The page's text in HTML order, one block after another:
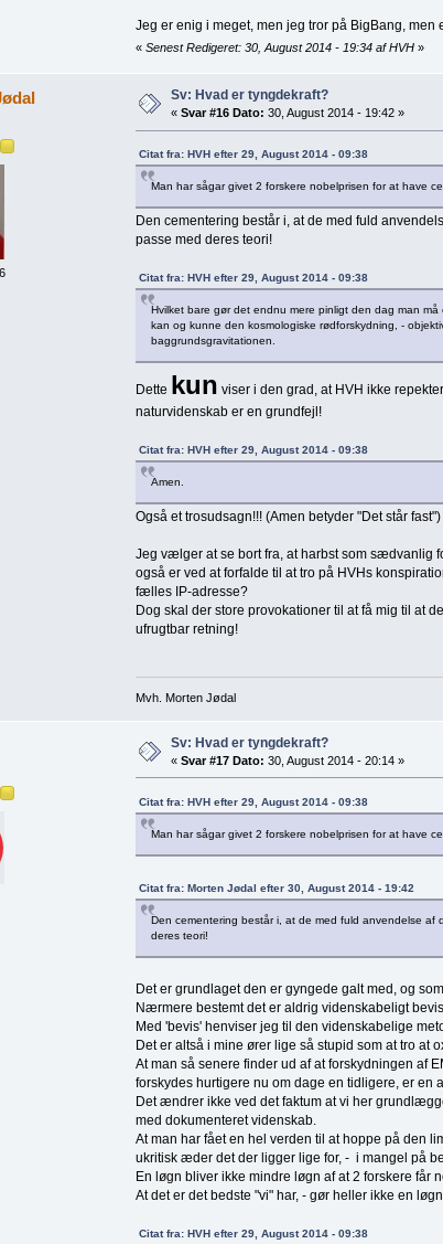
Jeg er enig i meget, men jeg tror på BigBang,
«Senest Redigeret: 30, August 2014 - 19:34 af HVH »
Sv: Hvad er tyngdekraft?
«Svar #16 Dato: 30, August 2014 - 19:42 »
Citat fra: HVH efter 29, August 2014 - 09:38
Man har sågar givet 2 forskere nobelprisen for at have
Den cementering består i, at de med fuld
passe med deres teori!
Citat fra: HVH efter 29, August 2014 - 09:38
Hvilket bare gør det endnu mere pinligt den dag man
kan og kunne den kosmologiske rødforskydning, -
baggrundsgravitationen.
Dette kun viser i den grad, at HVH ikke
naturvidenskab er en grundfejl!
Citat fra: HVH efter 29, August 2014 - 09:38
Amen.
Også et trosudsagn!!! (Amen betyder "Det står fast")
Jeg vælger at se bort fra, at harbst som sædvanlig
også er ved at forfalde til at tro på HVHs
fælles IP-adresse?
Dog skal der store provokationer til at få mig til at
ufrugtbar retning!
Mvh. Morten Jødal
Sv: Hvad er tyngdekraft?
«Svar #17 Dato: 30, August 2014 - 20:14 »
Citat fra: HVH efter 29, August 2014 - 09:38
Man har sågar givet 2 forskere nobelprisen for at have
Citat fra: Morten Jødal efter 30, August 2014 - 19:42
Den cementering består i, at de med fuld anvendelse
deres teori!
Det er grundlaget den er gyngede galt med, og
Nærmere bestemt det er aldrig videnskabeligt
Med 'bevis' henviser jeg til den videnskabelige
Det er altså i mine ører lige så stupid som at tro at
At man så senere finder ud af at forskydningen af
forskydes hurtigere nu om dage en tidligere, er en
Det ændrer ikke ved det faktum at vi her
med dokumenteret videnskab.
At man har fået en hel verden til at hoppe på den
ukritisk æder det der ligger lige for, - i mangel på
En løgn bliver ikke mindre løgn af at 2 forskere får
At det er det bedste "vi" har, - gør heller ikke en
Citat fra: HVH efter 29, August 2014 - 09:38